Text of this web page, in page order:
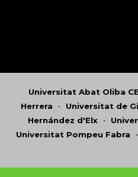
Universitat Abat Oliba
Herrera • Universitat de
Hernández d'Elx •
Universitat Pompeu Fabra •